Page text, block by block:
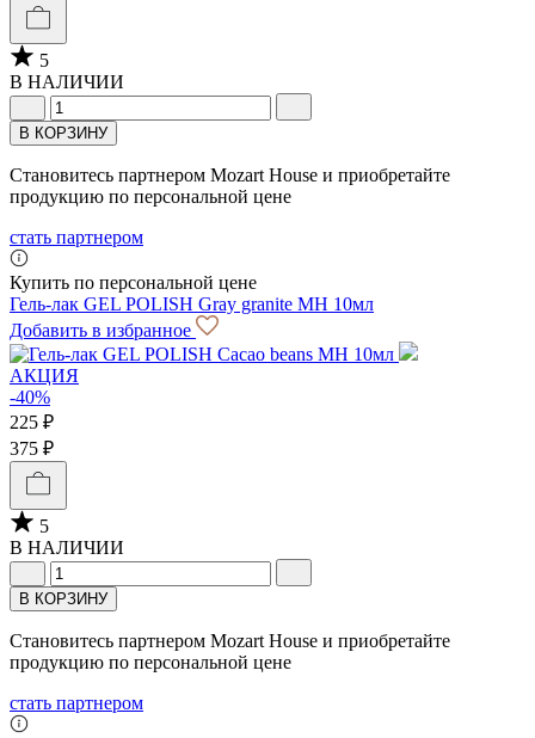
5
В НАЛИЧИИ
В КОРЗИНУ
Становитесь партнером Mozart House и приобретайте
продукцию по персональной цене
стать партнером
Купить по персональной цене
Гель-лак GEL POLISH Gray granite MH 10мл
Добавить в избранное
АКЦИЯ
-40%
225 ₽
375 ₽
5
В НАЛИЧИИ
В КОРЗИНУ
Становитесь партнером Mozart House и приобретайте
продукцию по персональной цене
стать партнером